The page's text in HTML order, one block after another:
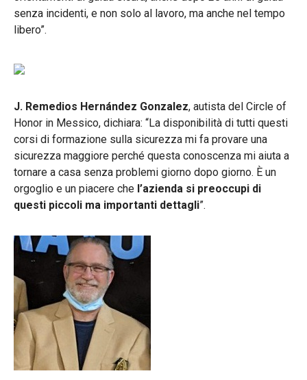
senza incidenti, e non solo al lavoro, ma anche nel tempo
libero”.
J. Remedios Hernández Gonzalez, autista del Circle of
Honor in Messico, dichiara: “La disponibilità di tutti questi
corsi di formazione sulla sicurezza mi fa provare una
sicurezza maggiore perché questa conoscenza mi aiuta a
tornare a casa senza problemi giorno dopo giorno. È un
orgoglio e un piacere che l’azienda si preoccupi di
questi piccoli ma importanti dettagli”.